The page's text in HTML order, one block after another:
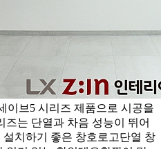
이브5 시리즈 제품으로 시공을
는 단열과 차음 성능이 뛰어
치하기 좋은 창호로고단열 창